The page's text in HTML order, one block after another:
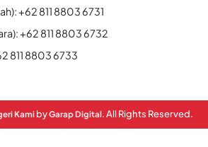
+62 811 8803 6731
+62 811 8803 6732
811 8803 6733
Kami byGarap Digital. All Rights Reserved.